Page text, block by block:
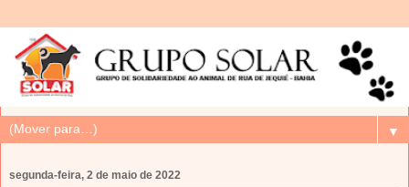
▼
segunda-feira, 2 de maio de 2022